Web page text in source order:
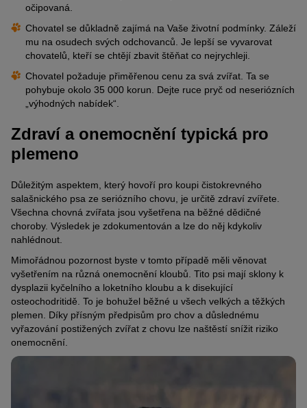
očipovaná.
Chovatel se důkladně zajímá na Vaše životní podmínky. Záleží
mu na osudech svých odchovanců. Je lepší se vyvarovat
chovatelů, kteří se chtějí zbavit štěňat co nejrychleji.
Chovatel požaduje přiměřenou cenu za svá zvířat. Ta se
pohybuje okolo 35 000 korun. Dejte ruce pryč od neseriózních
„výhodných nabídek“.
Zdraví a onemocnění typická pro
plemeno
Důležitým aspektem, který hovoří pro koupi čistokrevného
salašnického psa ze seriózního chovu, je určitě zdraví zvířete.
Všechna chovná zvířata jsou vyšetřena na běžné dědičné
choroby. Výsledek je zdokumentován a lze do něj kdykoliv
nahlédnout.
Mimořádnou pozornost byste v tomto případě měli věnovat
vyšetřením na různá onemocnění kloubů. Tito psi mají sklony k
dysplazii kyčelního a loketního kloubu a k disekující
osteochodritidě. To je bohužel běžné u všech velkých a těžkých
plemen. Díky přísným předpisům pro chov a důslednému
vyřazování postižených zvířat z chovu lze naštěstí snížit riziko
onemocnění.